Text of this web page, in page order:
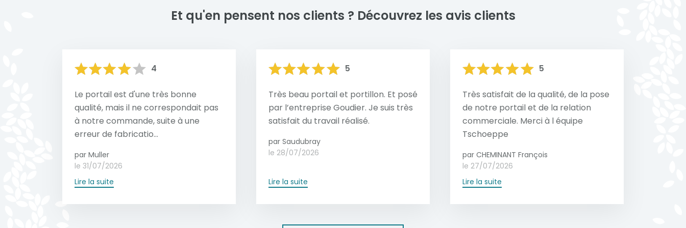
En savoir plus
Et qu'en pensent nos clients ? Découvrez les avis clients
4
Le portail est d'une très bonne
qualité, mais il ne correspondait pas
à notre commande, suite à une
erreur de fabricatio...
par Muller
le 31/07/2026
Lire la suite
5
Très beau portail et portillon. Et posé
par l’entreprise Goudier. Je suis très
satisfait du travail réalisé.
par Saudubray
le 28/07/2026
Lire la suite
5
Très satisfait de la qualité, de la pose
de notre portail et de la relation
commerciale. Merci à l équipe
Tschoeppe
par CHEMINANT François
le 27/07/2026
Lire la suite